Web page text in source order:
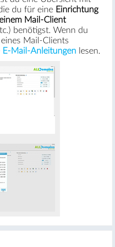
du für eine Einrichtung
Mail-Client
benötigst. Wenn du
Mail-Clients
E-Mail-Anleitungenlesen.